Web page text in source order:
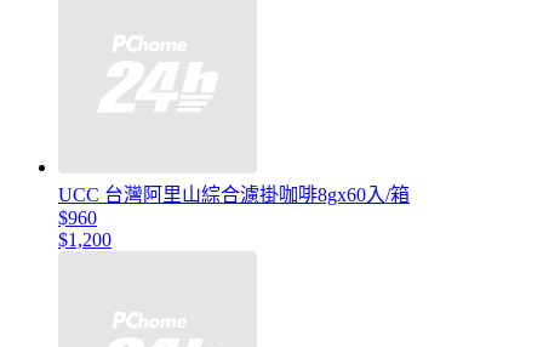
UCC 台灣阿里山綜合濾掛咖啡8gx60入/箱
$960
$1,200